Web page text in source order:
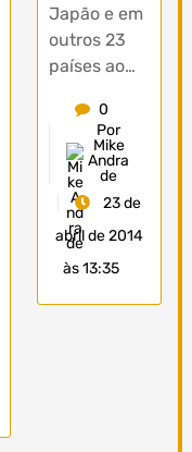
Japão e em
outros 23
países ao…
0
Por
Mike
Andra
de
23 de
abril de 2014
às 13:35